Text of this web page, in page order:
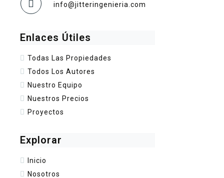
info@jitteringenieria.com
Enlaces Útiles
Todas Las Propiedades
Todos Los Autores
Nuestro Equipo
Nuestros Precios
Proyectos
Explorar
Inicio
Nosotros